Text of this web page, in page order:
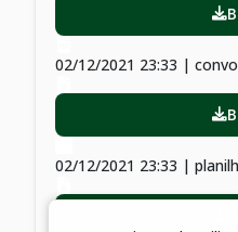
02/12/2021 23:33 |
02/12/2021 23:33 |